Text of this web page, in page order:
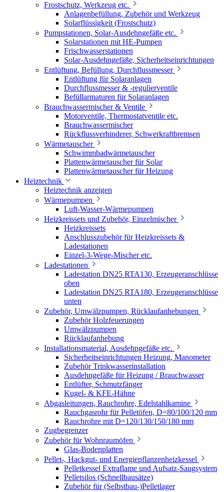
Frostschutz, Werkzeug etc.
Anlagenbefüllung, Zubehör und Werkzeug
Solarflüssigkeit (Frostschutz)
Pumpstationen, Solar-Ausdehngefäße etc.
Solarstationen mit HE-Pumpen
Frischwasserstationen
Solar-Ausdehngefäße, Sicherheitseinrichtungen
Entlüftung, Befüllung, Durchflussmesser
Entlüftung für Solaranlagen
Durchflussmesser & -regulierventile
Befüllarmaturen für Solaranlagen
Brauchwassermischer & Ventile
Motorventile, Thermostatventile etc.
Brauchwassermischer
Rückflussverhinderer, Schwerkraftbremsen
Wärmetauscher
Schwimmbadwärmetauscher
Plattenwärmetauscher für Solar
Plattenwärmetauscher für Heizung
Heiztechnik
Heiztechnik anzeigen
Wärmepumpen
Luft-Wasser-Wärmepumpen
Heizkreissets und Zubehör, Einzelmischer
Heizkreissets
Anschlusszubehör für Heizkreissets &
Ladestationen
Einzel-3-Wege-Mischer etc.
Ladestationen
Ladestation DN25 RTA130, Erzeugeranschlüsse
oben
Ladestation DN25 RTA180, Erzeugeranschlüsse
unten
Zubehör, Umwälzpumpen, Rücklaufanhebungen
Zubehör Holzfeuerungen
Umwälzpumpen
Rücklaufanhebung
Installationsmaterial, Ausdehngefäße etc.
Sicherheitseinrichtungen Heizung, Manometer
Zubehör Trinkwasserinstallation
Ausdehngefäße für Heizung / Brauchwasser
Entlüfter, Schmutzfänger
Kugel- & KFE-Hähne
Abgasleitungen, Rauchrohre, Edelstahlkamine
Rauchgasrohr für Pelletöfen, D=80/100/120 mm
Rauchrohre mit D=120/130/150/180 mm
Zugbegrenzer
Zubehör für Wohnraumöfen
Glas-Bodenplatten
Pellet-, Hackgut- und Energiepflanzenheizkessel
Pelletkessel Extraflame und Aufsatz-Saugsystem
Pelletsilos (Schnellbausätze)
Zubehör für (Selbstbau-)Pelletlager